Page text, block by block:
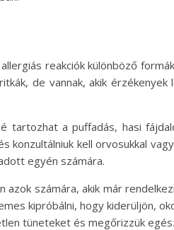
reakciók különböző
de vannak, akik érzékenyek
tartozhat a puffadás, hasi
kell orvosukkal
egyén számára.
számára, akik már
kipróbálni, hogy kiderüljön,
tüneteket és megőrizzük